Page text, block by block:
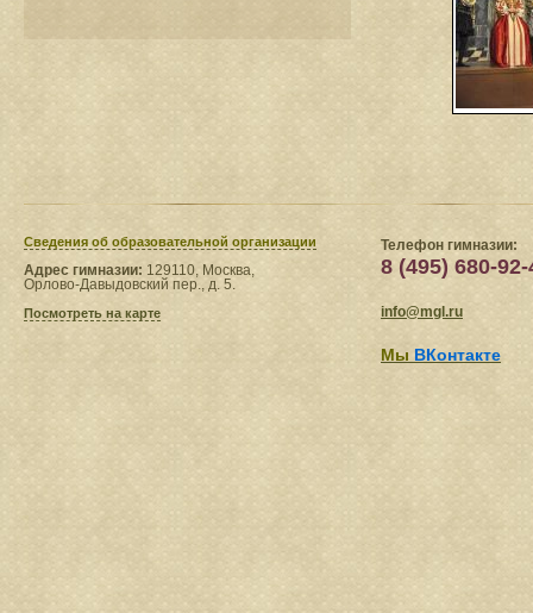
Сведения​ об образовательной организации
Адрес гимназии: 129110, Москва,
Орлово-Давыдовский пер., д. 5.
Посмотреть на карте
Телефон гимназии:
8 (495) 680-92-
info@mgl.ru
Мы ВКонтакте